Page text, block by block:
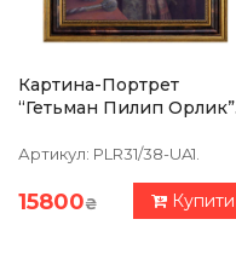
Картина-Портрет
“Гетьман Пилип Орлик”
Артикул: PLR31/38-UA1.
15800₴ Купити